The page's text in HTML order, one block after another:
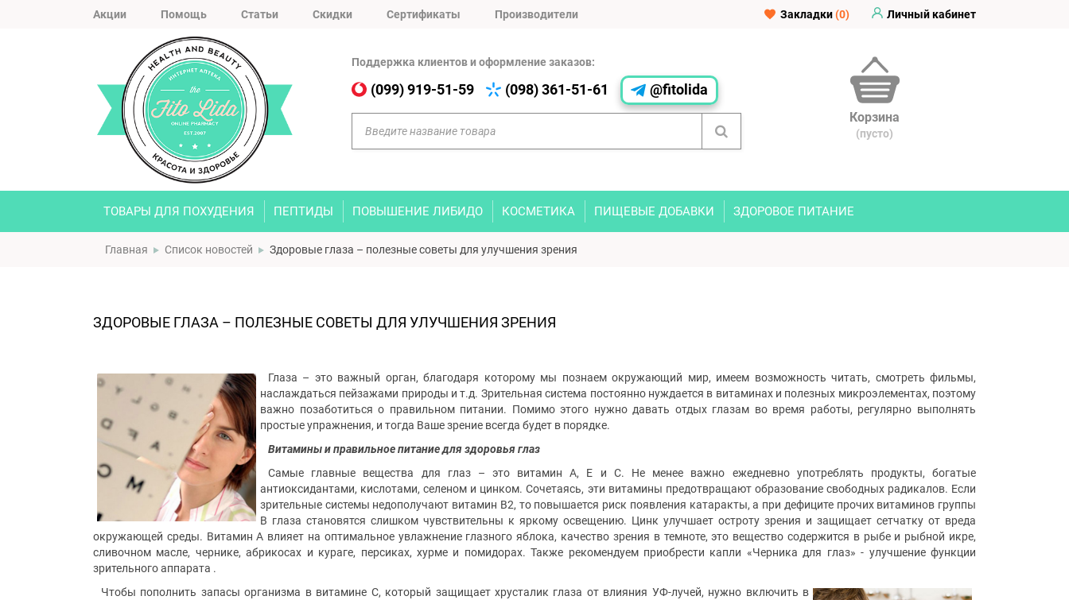
Акции Помощь Статьи Скидки Сертификаты Производители Закладки(0) Личный кабинет
Поддержка клиентов и оформление заказов:
(099) 919-51-59 (098) 361-51-61 @fitolida
Корзина
(пусто)
ТОВАРЫ ДЛЯ ПОХУДЕНИЯ ПЕПТИДЫ ПОВЫШЕНИЕ ЛИБИДО КОСМЕТИКА ПИЩЕВЫЕ ДОБАВКИ ЗДОРОВОЕ ПИТАНИЕ
Главная Список новостей Здоровые глаза – полезные советы для улучшения зрения
ЗДОРОВЫЕ ГЛАЗА – ПОЛЕЗНЫЕ СОВЕТЫ ДЛЯ УЛУЧШЕНИЯ ЗРЕНИЯ
Глаза – это важный орган, благодаря которому мы познаем окружающий мир, имеем возможность читать, смотреть фильмы,
наслаждаться пейзажами природы и т.д. Зрительная система постоянно нуждается в витаминах и полезных микроэлементах, поэтому
важно позаботиться о правильном питании. Помимо этого нужно давать отдых глазам во время работы, регулярно выполнять
простые упражнения, и тогда Ваше зрение всегда будет в порядке.
Витамины и правильное питание для здоровья глаз
Самые главные вещества для глаз – это витамин А, Е и С. Не менее важно ежедневно употреблять продукты, богатые
антиоксидантами, кислотами, селеном и цинком. Сочетаясь, эти витамины предотвращают образование свободных радикалов. Если
зрительные системы недополучают витамин В2, то повышается риск появления катаракты, а при дефиците прочих витаминов группы
В глаза становятся слишком чувствительны к яркому освещению. Цинк улучшает остроту зрения и защищает сетчатку от вреда
окружающей среды. Витамин А влияет на оптимальное увлажнение глазного яблока, качество зрения в темноте, это вещество содержится в рыбе и рыбной икре,
сливочном масле, чернике, абрикосах и кураге, персиках, хурме и помидорах. Также рекомендуем приобрести капли «Черника для глаз» - улучшение функции
зрительного аппарата .
Чтобы пополнить запасы организма в витамине С, который защищает хрусталик глаза от влияния УФ-лучей, нужно включить в